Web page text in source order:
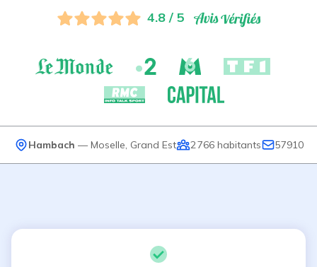
4.8 / 5
Hambach — Moselle Grand Est 2 766habitants 57910